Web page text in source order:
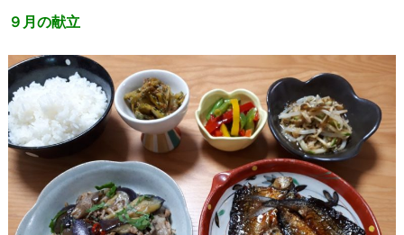
９月の献立